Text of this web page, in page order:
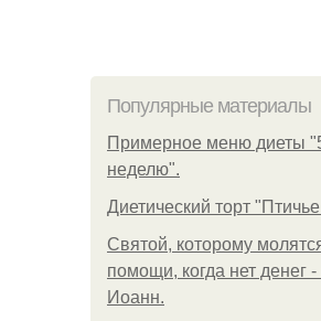
Популярные материалы
Примерное меню диеты "5
неделю".
Диетический торт
Святой, которому
помощи, когда нет денег -
Иоанн.